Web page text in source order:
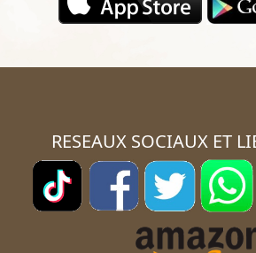
RESEAUX SOCIAUX ET